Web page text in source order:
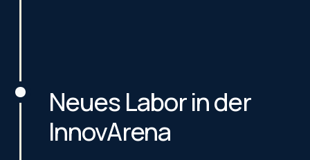
Neues Labor in der
InnovArena